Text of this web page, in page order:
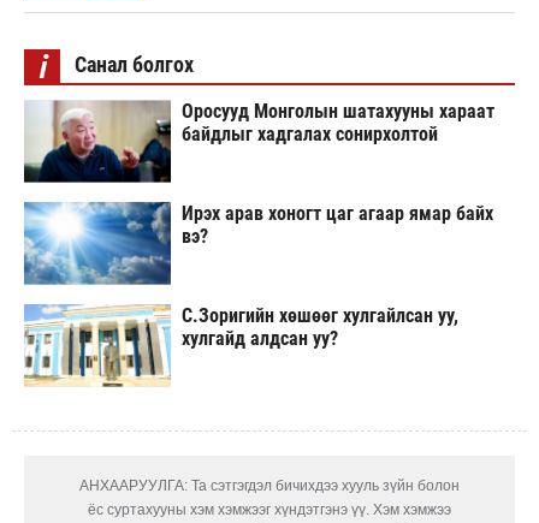
i Санал болгох
Оросууд Монголын шатахууны хараат
байдлыг хадгалах сонирхолтой
Ирэх арав хоногт цаг агаар ямар байх
вэ?
С.Зоригийн хөшөөг хулгайлсан уу,
хулгайд алдсан уу?
АНХААРУУЛГА: Та сэтгэгдэл бичихдээ хууль зүйн болон
ёс суртахууны хэм хэмжээг хүндэтгэнэ үү. Хэм хэмжээ